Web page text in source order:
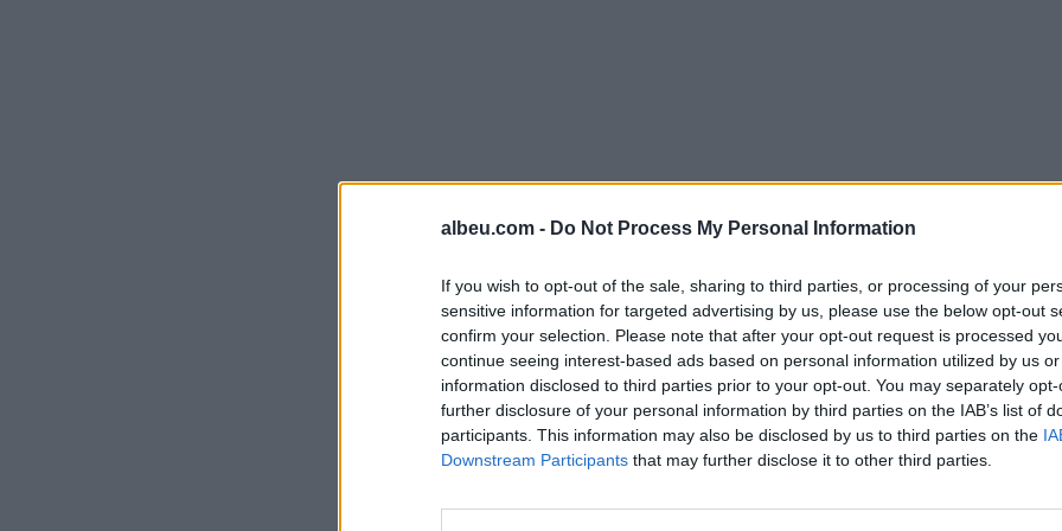
albeu.com - Do Not Process My Personal Information
If you wish to opt-out of the sale, sharing to third parties, or processing of your
sensitive information for targeted advertising by us, please use the below opt-out
confirm your selection. Please note that after your opt-out request is processed
continue seeing interest-based ads based on personal information utilized by us
information disclosed to third parties prior to your opt-out. You may separately
further disclosure of your personal information by third parties on the IAB’s list of
participants. This information may also be disclosed by us to third parties on the
Downstream Participants that may further disclose it to other third parties.